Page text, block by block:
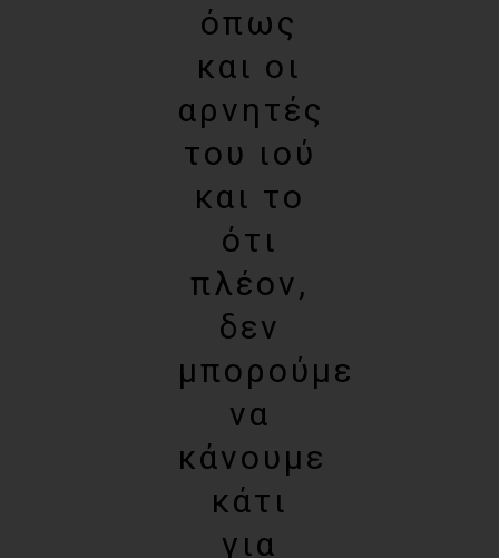
όπως
και οι
αρνητές
του ιού
και το
ότι
πλέον,
δεν
μπορούμε
να
κάνουμε
κάτι
για